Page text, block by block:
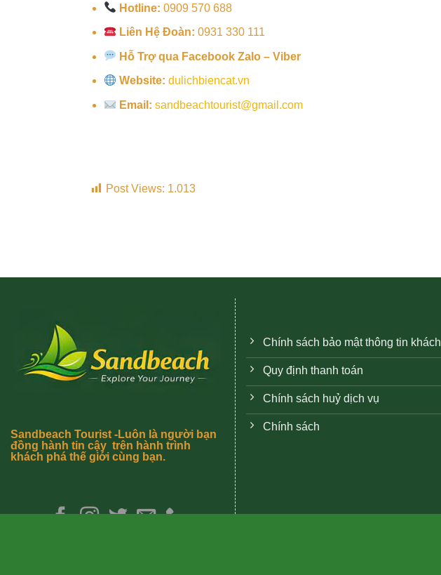
Hotline: 0909 570 688
Liên Hệ Đoàn: 0931 330 111
Hỗ Trợ qua Facebook Zalo – Viber
Website: dulichbiencat.vn
Email: sandbeachtourist@gmail.com
Post Views: 1.013
Sandbeach Tourist -Luôn là người bạn
đồng hành tin cậy trên hành trình
khách phá thế giới cùng bạn.
Chính sách bảo mật thông tin khách
Quy định thanh toán
Chính sách huỷ dịch vụ
Chính sách